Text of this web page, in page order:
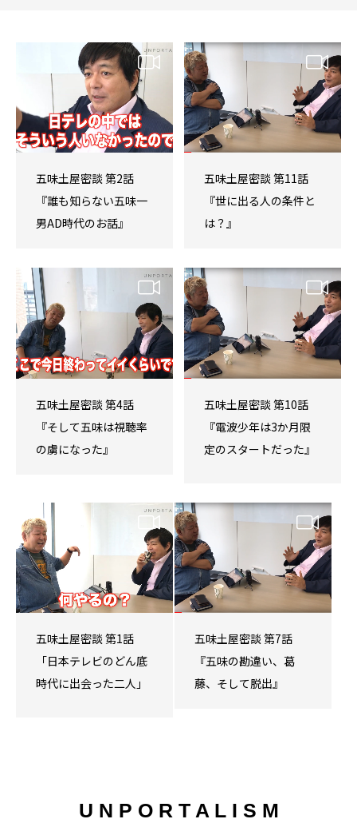
五味土屋密談 第2話
『誰も知らない五味一
男AD時代のお話』
五味土屋密談 第11話
『世に出る人の条件と
は？』
五味土屋密談 第4話
『そして五味は視聴率
の虜になった』
五味土屋密談 第10話
『電波少年は3か月限
定のスタートだった』
五味土屋密談 第1話
「日本テレビのどん底
時代に出会った二人」
五味土屋密談 第7話
『五味の勘違い、葛
藤、そして脱出』
U N P O R T A L I S M